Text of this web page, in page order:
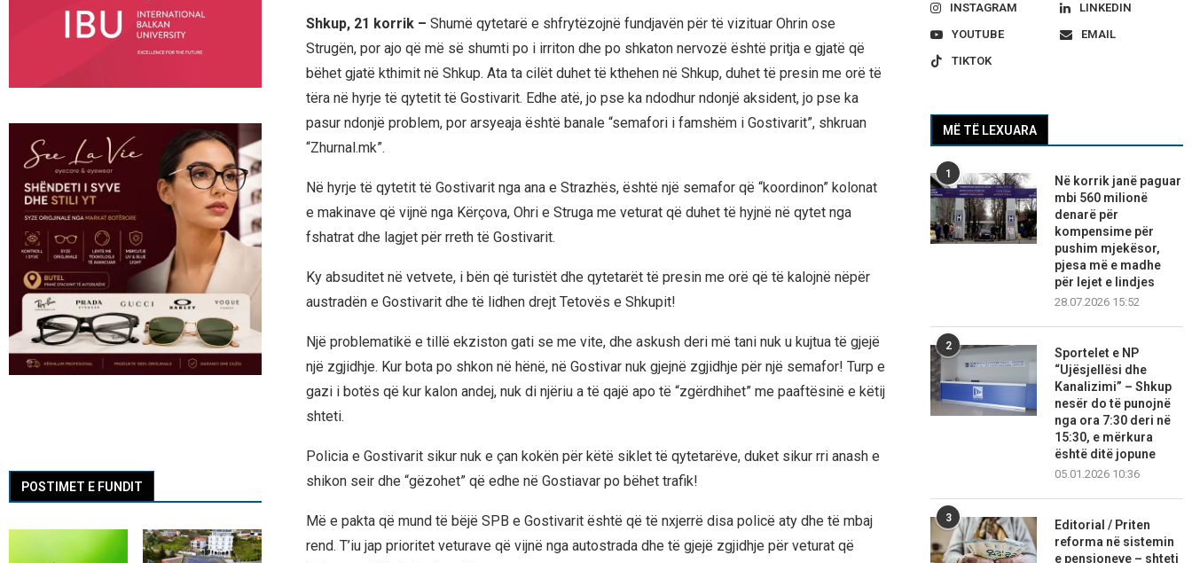
Shkup, 21 korrik – Shumë qytetarë e shfrytëzojnë fundjavën për të vizituar Ohrin ose
Strugën, por ajo që më së shumti po i irriton dhe po shkaton nervozë është pritja e gjatë që
bëhet gjatë kthimit në Shkup. Ata ta cilët duhet të kthehen në Shkup, duhet të presin me orë të
tëra në hyrje të qytetit të Gostivarit. Edhe atë, jo pse ka ndodhur ndonjë aksident, jo pse ka
pasur ndonjë problem, por arsyeaja është banale “semafori i famshëm i Gostivarit”, shkruan
“Zhurnal.mk”.
Në hyrje të qytetit të Gostivarit nga ana e Strazhës, është një semafor që “koordinon” kolonat
e makinave që vijnë nga Kërçova, Ohri e Struga me veturat që duhet të hyjnë në qytet nga
fshatrat dhe lagjet për rreth të Gostivarit.
Ky absuditet në vetvete, i bën që turistët dhe qytetarët të presin me orë që të kalojnë nëpër
austradën e Gostivarit dhe të lidhen drejt Tetovës e Shkupit!
Një problematikë e tillë ekziston gati se me vite, dhe askush deri më tani nuk u kujtua të gjejë
një zgjidhje. Kur bota po shkon në hënë, në Gostivar nuk gjejnë zgjidhje për një semafor! Turp e
gazi i botës që kur kalon andej, nuk di njëriu a të qajë apo të “zgërdhihet” me paaftësinë e këtij
shteti.
Policia e Gostivarit sikur nuk e çan kokën për këtë siklet të qytetarëve, duket sikur rri anash e
shikon seir dhe “gëzohet” që edhe në Gostiavar po bëhet trafik!
Më e pakta që mund të bëjë SPB e Gostivarit është që të nxjerrë disa policë aty dhe të mbaj
rend. T’iu jap prioritet veturave që vijnë nga autostrada dhe të gjejë zgjidhje për veturat që
INSTAGRAM
LINKEDIN
YOUTUBE
EMAIL
TIKTOK
MË TË LEXUARA
1
Në korrik janë paguar
mbi 560 milionë
denarë për
kompensime për
pushim mjekësor,
pjesa më e madhe
për lejet e lindjes
28.07.2026 15:52
2
Sportelet e NP
“Ujësjellësi dhe
Kanalizimi” – Shkup
nesër do të punojnë
nga ora 7:30 deri në
15:30, e mërkura
është ditë jopune
05.01.2026 10:36
3
Editorial / Priten
reforma në sistemin
e pensioneve – shteti
POSTIMET E FUNDIT